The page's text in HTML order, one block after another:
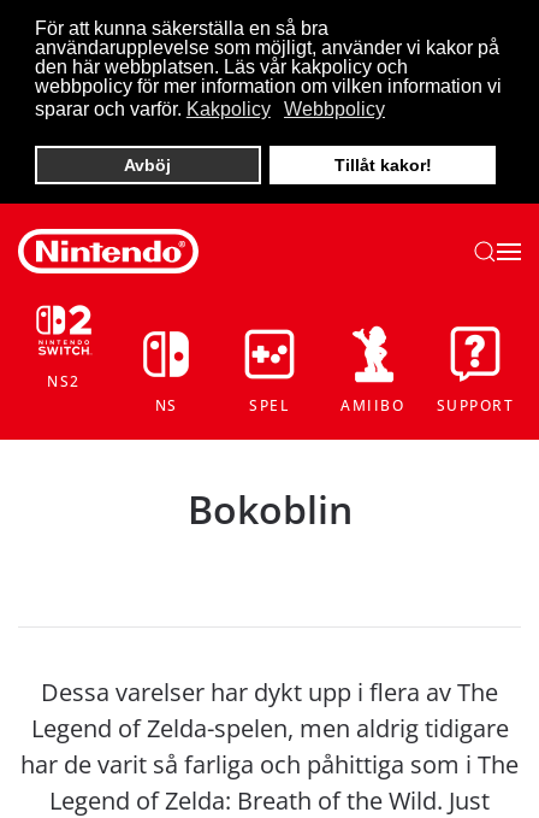
För att kunna säkerställa en så bra
användarupplevelse som möjligt, använder vi kakor på
den här webbplatsen. Läs vår kakpolicy och
webbpolicy för mer information om vilken information vi
sparar och varför. Kakpolicy Webbpolicy
Avböj Tillåt kakor!
Skip to main content
NS2
NS
SPEL AMIIBO SUPPORT
Bokoblin
Dessa varelser har dykt upp i flera av The
Legend of Zelda-spelen, men aldrig tidigare
har de varit så farliga och påhittiga som i The
Legend of Zelda: Breath of the Wild. Just